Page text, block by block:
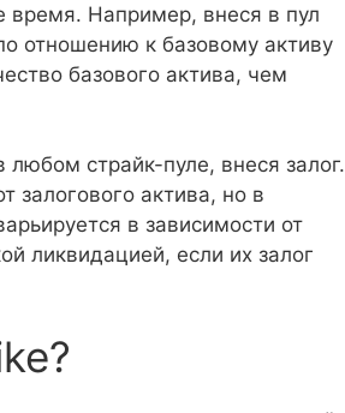
время. Например, внеся в пул
отношению к базовому активу
базового актива, чем
страйк-пуле, внеся залог.
залогового актива, но в
в зависимости от
ликвидацией, если их залог